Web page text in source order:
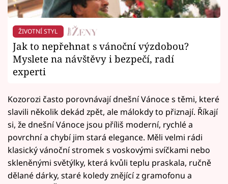
ŽIVOTNÍ STYL
Jak to nepřehnat s vánoční výzdobou?
Myslete na návštěvy i bezpečí, radí
experti
Kozorozi často porovnávají dnešní Vánoce s těmi, které
slavili několik dekád zpět, ale málokdy to přiznají. Říkají
si, že dnešní Vánoce jsou příliš moderní, rychlé a
povrchní a chybí jim stará elegance. Měli velmi rádi
klasický vánoční stromek s voskovými svíčkami nebo
skleněnými světýlky, která kvůli teplu praskala, ručně
dělané dárky, staré koledy znějící z gramofonu a